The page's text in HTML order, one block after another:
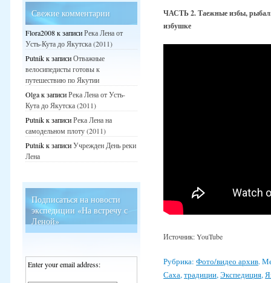
ЧАСТЬ 2. Таежные избы,
избушке
Источник: YouTube
Рубрика:Фото/видео архив.
Саха,традиции,Экспедиция,
Свежие комментарии
Flora2008к записиРека Лена от
Усть-Кута до Якутска (2011)
Putnikк записиОтважные
велосипедисты готовы к
путешествию по Якутии
Olgaк записиРека Лена от Усть-
Кута до Якутска (2011)
Putnikк записиРека Лена на
самодельном плоту (2011)
Putnikк записиУчрежден День реки
Лена
Подписаться на новости
экспедиции «На встречу с
Леной»
Enter your email address: